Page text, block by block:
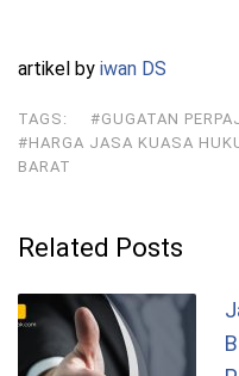
artikel by iwan DS
TAGS:
#GUGATAN
#HARGA JASA KUASA
BARAT
Related Posts